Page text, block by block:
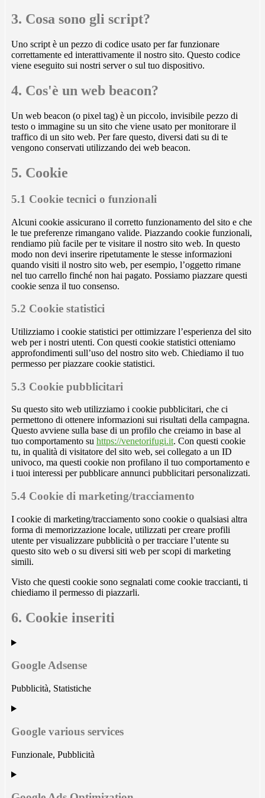
3. Cosa sono gli script?
Uno script è un pezzo di codice usato per far funzionare
correttamente ed interattivamente il nostro sito. Questo codice
viene eseguito sui nostri server o sul tuo dispositivo.
4. Cos'è un web beacon?
Un web beacon (o pixel tag) è un piccolo, invisibile pezzo di
testo o immagine su un sito che viene usato per monitorare il
traffico di un sito web. Per fare questo, diversi dati su di te
vengono conservati utilizzando dei web beacon.
5. Cookie
5.1 Cookie tecnici o funzionali
Alcuni cookie assicurano il corretto funzionamento del sito e che
le tue preferenze rimangano valide. Piazzando cookie funzionali,
rendiamo più facile per te visitare il nostro sito web. In questo
modo non devi inserire ripetutamente le stesse informazioni
quando visiti il nostro sito web, per esempio, l’oggetto rimane
nel tuo carrello finché non hai pagato. Possiamo piazzare questi
cookie senza il tuo consenso.
5.2 Cookie statistici
Utilizziamo i cookie statistici per ottimizzare l’esperienza del sito
web per i nostri utenti. Con questi cookie statistici otteniamo
approfondimenti sull’uso del nostro sito web. Chiediamo il tuo
permesso per piazzare cookie statistici.
5.3 Cookie pubblicitari
Su questo sito web utilizziamo i cookie pubblicitari, che ci
permettono di ottenere informazioni sui risultati della campagna.
Questo avviene sulla base di un profilo che creiamo in base al
tuo comportamento su https://venetorifugi.it. Con questi cookie
tu, in qualità di visitatore del sito web, sei collegato a un ID
univoco, ma questi cookie non profilano il tuo comportamento e
i tuoi interessi per pubblicare annunci pubblicitari personalizzati.
5.4 Cookie di marketing/tracciamento
I cookie di marketing/tracciamento sono cookie o qualsiasi altra
forma di memorizzazione locale, utilizzati per creare profili
utente per visualizzare pubblicità o per tracciare l’utente su
questo sito web o su diversi siti web per scopi di marketing
simili.
Visto che questi cookie sono segnalati come cookie traccianti, ti
chiediamo il permesso di piazzarli.
6. Cookie inseriti
Google Adsense
Pubblicità, Statistiche
Consent
service
google-
adsense
Google various services
Funzionale, Pubblicità
Consent
service